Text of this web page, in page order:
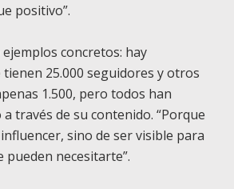
positivo”.
concretos: hay
25.000 seguidores y otros
1.500, pero todos han
través de su contenido. “Porque
sino de ser visible para
necesitarte”.